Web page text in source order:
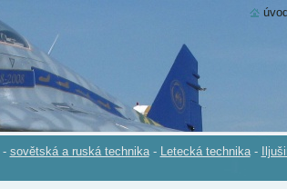
- sovětská a ruská technika - Letecká technika -